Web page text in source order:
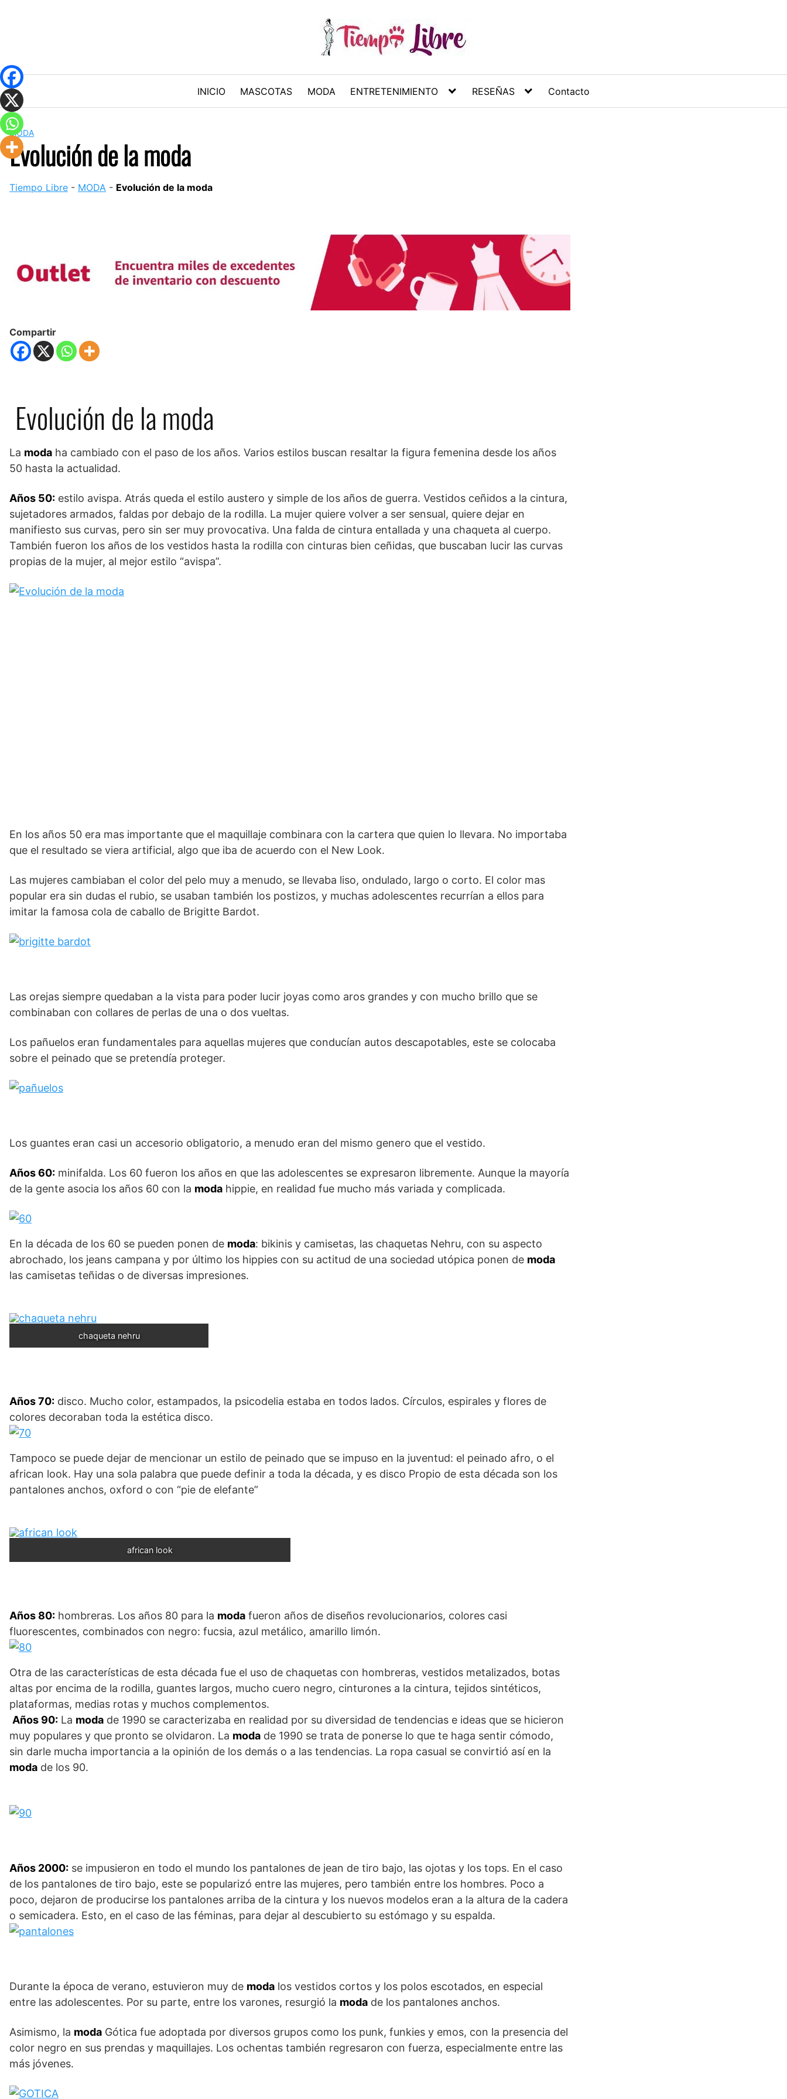
INICIO MASCOTAS MODA ENTRETENIMIENTO RESEÑAS Contacto
MODA
Evolución de la moda
Tiempo Libre - MODA - Evolución de la moda
Compartir
Evolución de la moda
La moda ha cambiado con el paso de los años. Varios estilos buscan resaltar la figura femenina desde los años
50 hasta la actualidad.
Años 50: estilo avispa. Atrás queda el estilo austero y simple de los años de guerra. Vestidos ceñidos a la cintura,
sujetadores armados, faldas por debajo de la rodilla. La mujer quiere volver a ser sensual, quiere dejar en
manifiesto sus curvas, pero sin ser muy provocativa. Una falda de cintura entallada y una chaqueta al cuerpo.
También fueron los años de los vestidos hasta la rodilla con cinturas bien ceñidas, que buscaban lucir las curvas
propias de la mujer, al mejor estilo “avispa”.
En los años 50 era mas importante que el maquillaje combinara con la cartera que quien lo llevara. No importaba
que el resultado se viera artificial, algo que iba de acuerdo con el New Look.
Las mujeres cambiaban el color del pelo muy a menudo, se llevaba liso, ondulado, largo o corto. El color mas
popular era sin dudas el rubio, se usaban también los postizos, y muchas adolescentes recurrían a ellos para
imitar la famosa cola de caballo de Brigitte Bardot.
Las orejas siempre quedaban a la vista para poder lucir joyas como aros grandes y con mucho brillo que se
combinaban con collares de perlas de una o dos vueltas.
Los pañuelos eran fundamentales para aquellas mujeres que conducían autos descapotables, este se colocaba
sobre el peinado que se pretendía proteger.
Los guantes eran casi un accesorio obligatorio, a menudo eran del mismo genero que el vestido.
Años 60: minifalda. Los 60 fueron los años en que las adolescentes se expresaron libremente. Aunque la mayoría
de la gente asocia los años 60 con la moda hippie, en realidad fue mucho más variada y complicada.
En la década de los 60 se pueden ponen de moda: bikinis y camisetas, las chaquetas Nehru, con su aspecto
abrochado, los jeans campana y por último los hippies con su actitud de una sociedad utópica ponen de moda
las camisetas teñidas o de diversas impresiones.
chaqueta nehru
Años 70: disco. Mucho color, estampados, la psicodelia estaba en todos lados. Círculos, espirales y flores de
colores decoraban toda la estética disco.
Tampoco se puede dejar de mencionar un estilo de peinado que se impuso en la juventud: el peinado afro, o el
african look. Hay una sola palabra que puede definir a toda la década, y es disco Propio de esta década son los
pantalones anchos, oxford o con “pie de elefante”
african look
Años 80: hombreras. Los años 80 para la moda fueron años de diseños revolucionarios, colores casi
fluorescentes, combinados con negro: fucsia, azul metálico, amarillo limón.
Otra de las características de esta década fue el uso de chaquetas con hombreras, vestidos metalizados, botas
altas por encima de la rodilla, guantes largos, mucho cuero negro, cinturones a la cintura, tejidos sintéticos,
plataformas, medias rotas y muchos complementos.
Años 90: La moda de 1990 se caracterizaba en realidad por su diversidad de tendencias e ideas que se hicieron
muy populares y que pronto se olvidaron. La moda de 1990 se trata de ponerse lo que te haga sentir cómodo,
sin darle mucha importancia a la opinión de los demás o a las tendencias. La ropa casual se convirtió así en la
moda de los 90.
Años 2000: se impusieron en todo el mundo los pantalones de jean de tiro bajo, las ojotas y los tops. En el caso
de los pantalones de tiro bajo, este se popularizó entre las mujeres, pero también entre los hombres. Poco a
poco, dejaron de producirse los pantalones arriba de la cintura y los nuevos modelos eran a la altura de la cadera
o semicadera. Esto, en el caso de las féminas, para dejar al descubierto su estómago y su espalda.
Durante la época de verano, estuvieron muy de moda los vestidos cortos y los polos escotados, en especial
entre las adolescentes. Por su parte, entre los varones, resurgió la moda de los pantalones anchos.
Asimismo, la moda Gótica fue adoptada por diversos grupos como los punk, funkies y emos, con la presencia del
color negro en sus prendas y maquillajes. Los ochentas también regresaron con fuerza, especialmente entre las
más jóvenes.